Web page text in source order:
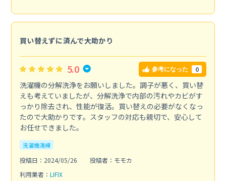
買い替えずに済んで大助かり
5.0 参考になった 0
洗濯機の分解洗浄をお願いしました。調子が悪く、買い替
えも考えていましたが、分解洗浄で内部の汚れやカビがす
っかり除去され、性能が復活。買い替えの必要がなくなっ
たので大助かりです。スタッフの対応も親切で、安心して
お任せできました。
洗濯機清掃
投稿日：2024/05/26
投稿者：モモカ
利用業者： LIFIX